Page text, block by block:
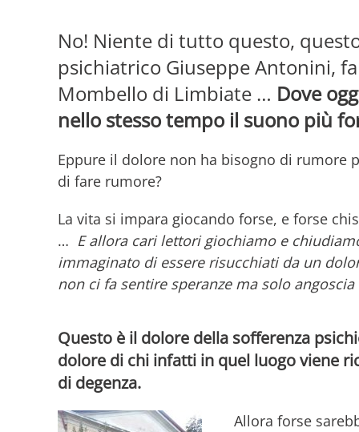
No! Niente di tutto questo,
psichiatrico Giuseppe Antonini,
Mombello di Limbiate … Dove
nello stesso tempo il suono più
Eppure il dolore non ha bisogno di rumore
di fare rumore?
La vita si impara giocando forse, e forse
… E allora cari lettori giochiamo e
immaginato di essere risucchiati da un
non ci fa sentire speranze ma solo
Questo è il dolore della sofferenza
dolore di chi infatti in quel luogo viene
di degenza.
Allora forse